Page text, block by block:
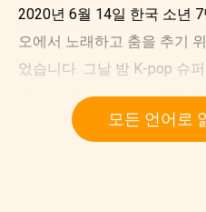
2020년 6월 14일 한국 소년
오에서 노래하고 춤을 추기
었습니다. 그날 밤 K-pop 슈
료 가상 콘서트에서 기록을
756,000명이 온라인으로 이
모든 언어로